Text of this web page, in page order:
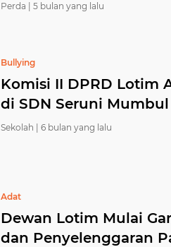
Perda | 5 bulan yang lalu
Bullying
Komisi II DPRD Lotim
di SDN Seruni Mumbul
Sekolah | 6 bulan yang lalu
Adat
Dewan Lotim Mulai
dan Penyelenggaran